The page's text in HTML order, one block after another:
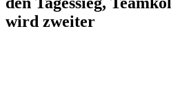
wird zweiter